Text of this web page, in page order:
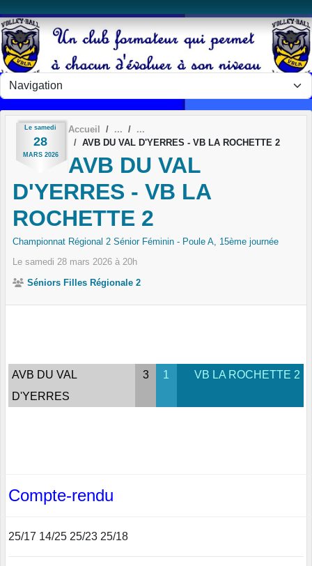
Le samedi
28
MARS 2026
Accueil
AVB DU VAL D'YERRES - VB LA ROCHETTE 2
AVB DU VAL
D'YERRES - VB LA
ROCHETTE 2
Championnat Régional 2 Sénior Féminin - Poule A, 15ème journée
Le samedi 28 mars 2026 à 20h
Séniors Filles Régionale 2
AVB DU VAL
D'YERRES
3 1 VB LA ROCHETTE 2
Compte-rendu
25/17 14/25 25/23 25/18